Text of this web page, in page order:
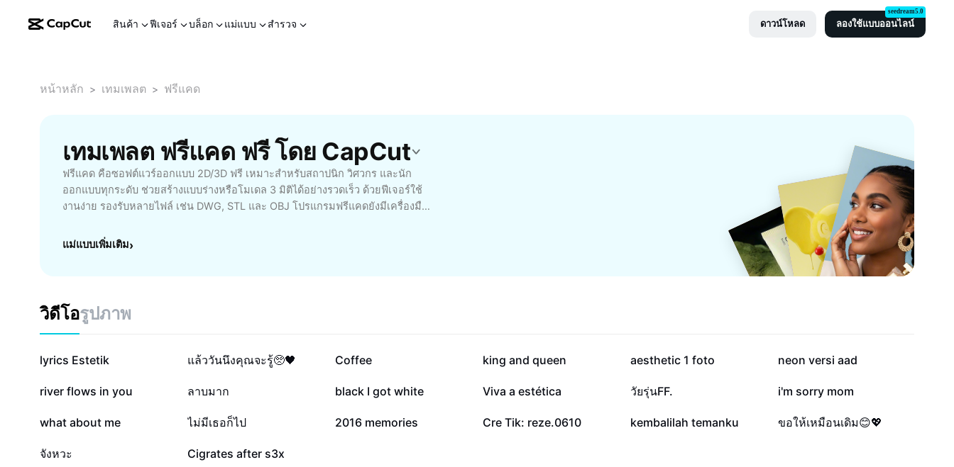
สินค้า ฟีเจอร์ บล็อก แม่แบบ สำรวจ ดาวน์โหลด ลองใช้แบบออนไลน์
seedream5.0
หน้าหลัก > เทมเพลต > ฟรีแคด
เทมเพลต ฟรีแคด ฟรี โดย CapCut
ฟรีแคด คือซอฟต์แวร์ออกแบบ 2D/3D ฟรี เหมาะสำหรับสถาปนิก วิศวกร และนัก
ออกแบบทุกระดับ ช่วยสร้างแบบร่างหรือโมเดล 3 มิติได้อย่างรวดเร็ว ด้วยฟีเจอร์ใช้
งานง่าย รองรับหลายไฟล์ เช่น DWG, STL และ OBJ โปรแกรมฟรีแคดยังมีเครื่องมือ
อินเทอร์เฟซ เหมาะกับทั้งผู้เริ่มต้นและมืออาชีพ ไม่ต้องเสียค่าใช้จ่าย มีชุมชน
แม่แบบเพิ่มเติม›
วิดีโอรูปภาพ
524.5K
lyrics Estetik 162.5K
แล้ววันนึงคุณจะรู้🥺🖤 126.2K
Coffee 62K
king and queen 61.2K
aesthetic 1 foto 55.1K
neon versi aad
54K
river flows in you 34.9K
ลาบมาก 15.2K
black I got white 9.4K
Viva a estética 8.3K
วัยรุ่นFF. 7K
i'm sorry mom
2.5K
what about me 1K
ไม่มีเธอก็ไป 996
2016 memories 919
Cre Tik: reze.0610 476
kembalilah temanku 156
ขอให้เหมือนเดิม😊💖
101
จังหวะ 72
Cigrates after s3x